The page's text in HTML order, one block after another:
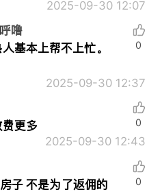
2025-09-30 12:07
噜
基本上帮不上忙。
2025-09-30 12:37
0
更多
2025-09-30 12:43
0
子 不是为了返佣的
0